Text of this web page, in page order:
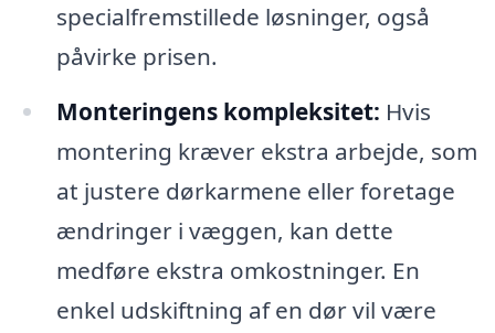
specialfremstillede løsninger, også
påvirke prisen.
Monteringens kompleksitet: Hvis
montering kræver ekstra arbejde, som
at justere dørkarmene eller foretage
ændringer i væggen, kan dette
medføre ekstra omkostninger. En
enkel udskiftning af en dør vil være